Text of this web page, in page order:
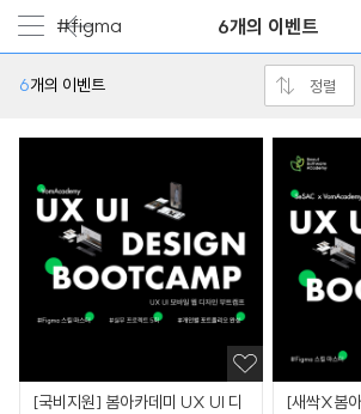
6개의 이벤트
6개의 이벤트 정렬
[국비지원] 봄아카데미 UX UI 디
[새싹X봄